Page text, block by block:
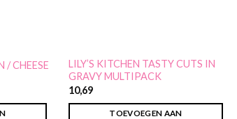
/ CHEESE
LILY’S KITCHEN TASTY CUTS IN
GRAVY MULTIPACK
10,69
TOEVOEGEN AAN